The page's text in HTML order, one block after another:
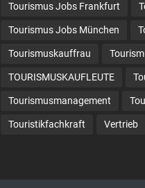
Tourismus Jobs Frankfurt
Tourismus Jobs München
Tourismuskauffrau
TOURISMUSKAUFLEUTE
Tourismusmanagement
Touristikfachkraft Vertrieb